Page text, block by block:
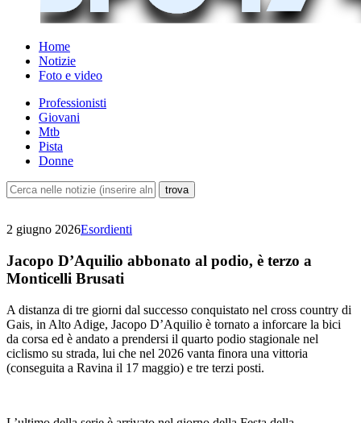
Home
Notizie
Foto e video
Professionisti
Giovani
Mtb
Pista
Donne
2 giugno 2026Esordienti
Jacopo D’Aquilio abbonato al podio, è terzo a
Monticelli Brusati
A distanza di tre giorni dal successo conquistato nel cross country di
Gais, in Alto Adige, Jacopo D’Aquilio è tornato a inforcare la bici
da corsa ed è andato a prendersi il quarto podio stagionale nel
ciclismo su strada, lui che nel 2026 vanta finora una vittoria
(conseguita a Ravina il 17 maggio) e tre terzi posti.